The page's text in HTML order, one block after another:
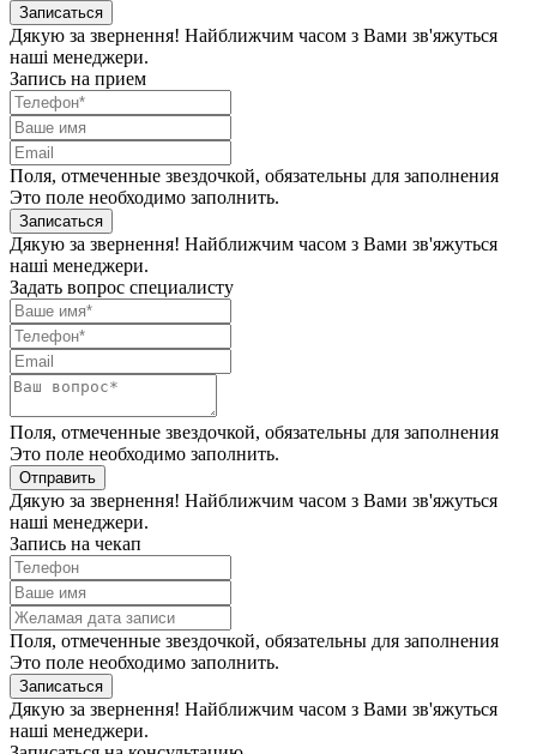
Записаться
Дякую за звернення! Найближчим часом з Вами зв'яжуться
наші менеджери.
Запись на прием
Поля, отмеченные звездочкой, обязательны для заполнения
Это поле необходимо заполнить.
Записаться
Дякую за звернення! Найближчим часом з Вами зв'яжуться
наші менеджери.
Задать вопрос специалисту
Поля, отмеченные звездочкой, обязательны для заполнения
Это поле необходимо заполнить.
Отправить
Дякую за звернення! Найближчим часом з Вами зв'яжуться
наші менеджери.
Запись на чекап
Поля, отмеченные звездочкой, обязательны для заполнения
Это поле необходимо заполнить.
Записаться
Дякую за звернення! Найближчим часом з Вами зв'яжуться
наші менеджери.